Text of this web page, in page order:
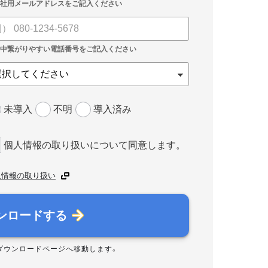
未導入 不明 導入済み
個人情報の取り扱いについて同意します。
報の取り扱い
ロードする
ウンロードページへ移動します。